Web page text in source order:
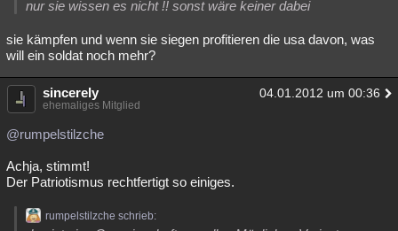
nur sie wissen es nicht !! sonst wäre keiner dabei
sie kämpfen und wenn sie siegen profitieren die usa davon, was
will ein soldat noch mehr?
sincerely 04.01.2012 um 00:36
ehemaliges Mitglied
@rumpelstilzche
Achja, stimmt!
Der Patriotismus rechtfertigt so einiges.
rumpelstilzche schrieb: